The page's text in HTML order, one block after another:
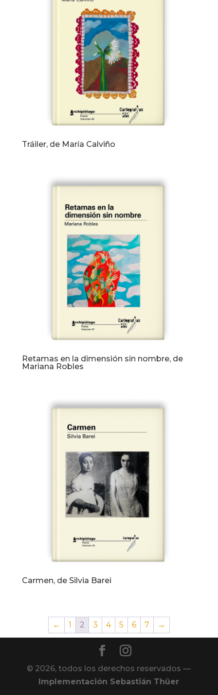
Tráiler, de María Calviño
Retamas en la dimensión sin nombre, de
Mariana Robles
Carmen, de Silvia Barei
← 1 2 3 4 5 6 7 →
© 2026, todos los derechos reservados —
Implementación Sebastián Thüer